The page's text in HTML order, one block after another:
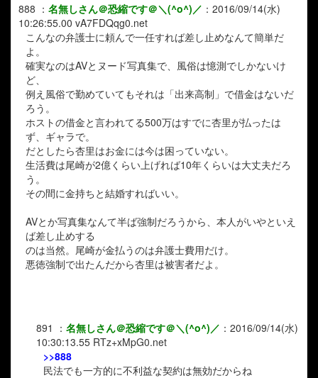
888 ： 名無しさん＠恐縮です＠＼(^o^)／ ： 2016/09/14(水)
10:26:55.00 vA7FDQqg0.net
こんなの弁護士に頼んで一任すれば差し止めなんて簡単だ
よ。
確実なのはAVとヌード写真集で、風俗は憶測でしかないけ
ど、
例え風俗で勤めていてもそれは「出来高制」で借金はないだ
ろう。
ホストの借金と言われてる500万はすでに杏里が払ったは
ず、ギャラで。
だとしたら杏里はお金には今は困っていない。
生活費は尾崎が2億くらい上げれば10年くらいは大丈夫だろ
う。
その間に金持ちと結婚すればいい。
AVとか写真集なんて半ば強制だろうから、本人がいやといえ
ば差し止めする
のは当然。尾崎が金払うのは弁護士費用だけ。
悪徳強制で出たんだから杏里は被害者だよ。
891 ： 名無しさん＠恐縮です＠＼(^o^)／ ： 2016/09/14(水)
10:30:13.55 RTz+xMpG0.net
>>888
民法でも一方的に不利益な契約は無効だからね